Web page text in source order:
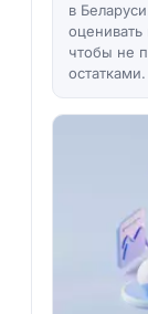
в
чтобы не
остатками.